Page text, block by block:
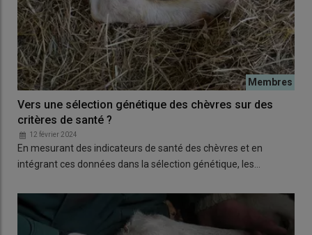
Vers une sélection génétique des chèvres sur des
critères de santé ?
12 février 2024
En mesurant des indicateurs de santé des chèvres et en
intégrant ces données dans la sélection génétique, les…